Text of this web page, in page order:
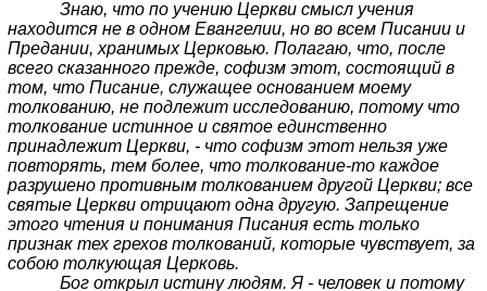
Знаю, что по учению Церкви смысл учения
находится не в одном Евангелии, но во всем Писании и
Предании, хранимых Церковью. Полагаю, что, после
всего сказанного прежде, софизм этот, состоящий в
том, что Писание, служащее основанием моему
толкованию, не подлежит исследованию, потому что
толкование истинное и святое единственно
принадлежит Церкви, - что софизм этот нельзя уже
повторять, тем более, что толкование-то каждое
разрушено противным толкованием другой Церкви; все
святые Церкви отрицают одна другую. Запрещение
этого чтения и понимания Писания есть только
признак тех грехов толкований, которые чувствует, за
собою толкующая Церковь.
Бог открыл истину людям. Я - человек и потому